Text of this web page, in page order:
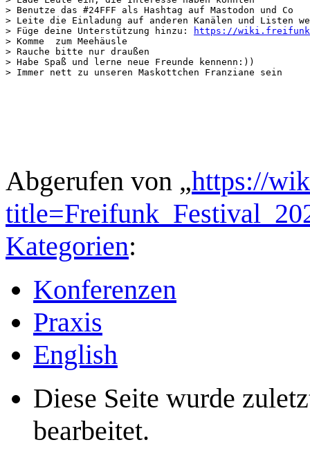
> Benutze das #24FFF als Hashtag auf Mastodon und Co
> Leite die Einladung auf anderen Kanälen und Listen
> Füge deine Unterstützung hinzu:
https://
> Komme  zum Meehäusle
> Rauche bitte nur draußen
> Habe Spaß und lerne neue Freunde kennenn:))
Abgerufen von „https://
Kategorien:
Konferenzen
Praxis
English
Diese Seite wurde
bearbeitet.